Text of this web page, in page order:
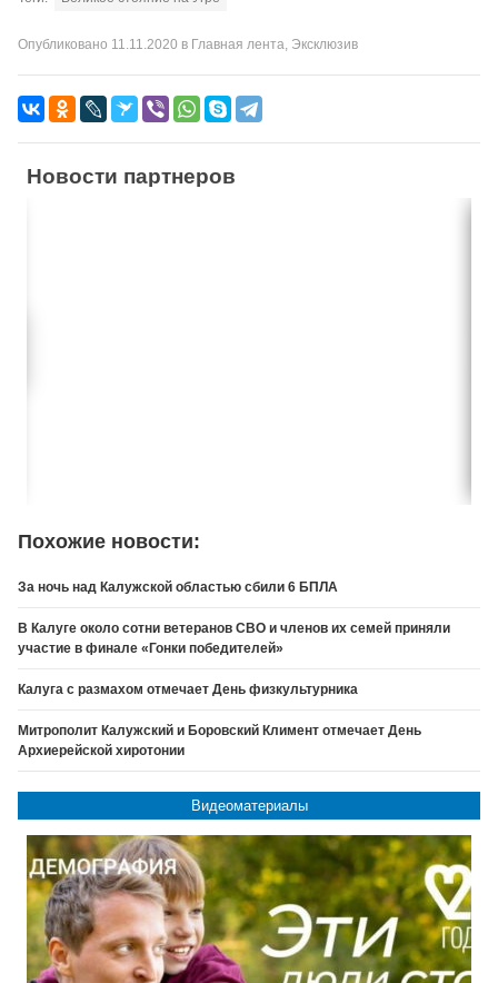
Опубликовано 11.11.2020 в Главная лента, Эксклюзив
Новости партнеров
Похожие новости:
За ночь над Калужской областью сбили 6 БПЛА
В Калуге около сотни ветеранов СВО и членов их семей приняли
участие в финале «Гонки победителей»
Калуга с размахом отмечает День физкультурника
Митрополит Калужский и Боровский Климент отмечает День
Архиерейской хиротонии
Видеоматериалы